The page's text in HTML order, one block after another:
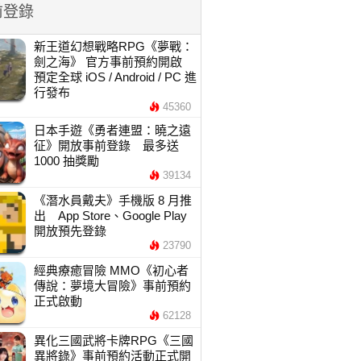
錄
新王道幻想戰略RPG《夢戰：
劍之海》 官方事前預約開啟
預定全球 iOS / Android / PC 進
行發布
45360
日本手遊《勇者連盟：曉之遠
征》開放事前登錄 最多送
1000 抽獎勵
39134
《潛水員戴夫》手機版 8 月推
出 App Store、Google Play
開放預先登錄
23790
經典療癒冒險 MMO《初心者
傳說：夢境大冒險》事前預約
正式啟動
62128
異化三國武將卡牌RPG《三國
異將錄》事前預約活動正式開